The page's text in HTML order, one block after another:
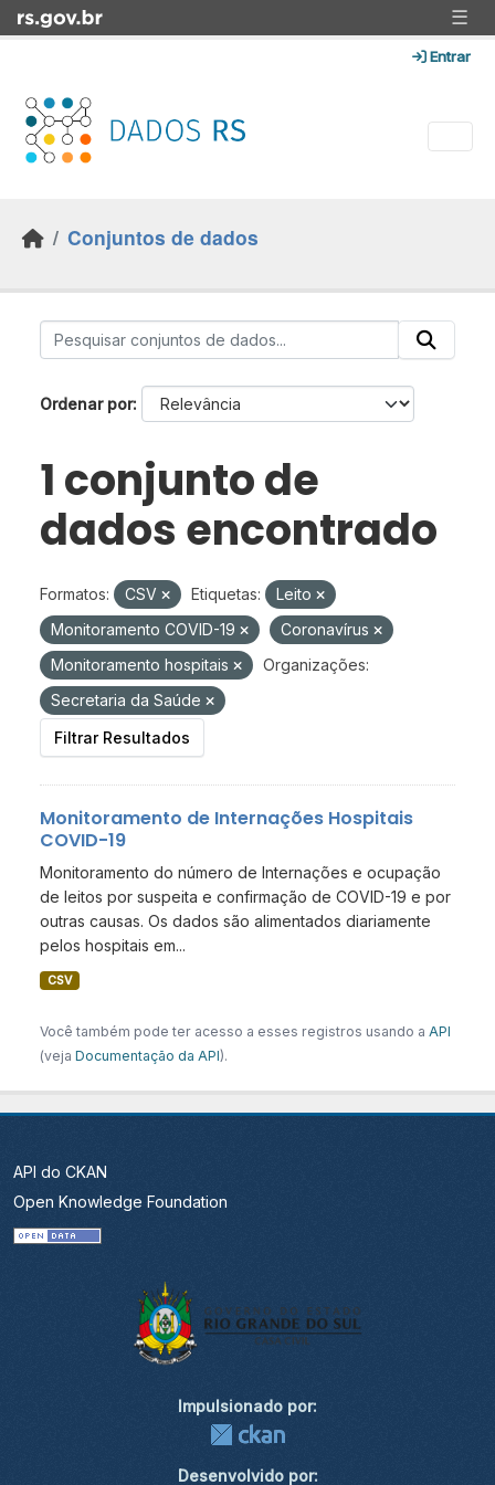
Skip to main content ☰
Entrar
Conjuntos de dados
Ordenar por
1 conjunto de
dados encontrado
Formatos: CSV Etiquetas:
Leito
Monitoramento COVID-19
Coronavírus
Monitoramento hospitais
Organizações:
Secretaria da Saúde
Filtrar Resultados
Monitoramento de Internações Hospitais
COVID-19
Monitoramento do número de Internações e ocupação
de leitos por suspeita e confirmação de COVID-19 e por
outras causas. Os dados são alimentados diariamente
pelos hospitais em...
CSV
Você também pode ter acesso a esses registros usando a API
(veja Documentação da API).
API do CKAN
Open Knowledge Foundation
Impulsionado por:
Desenvolvido por: